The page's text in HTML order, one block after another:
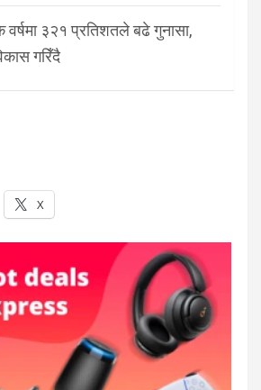
वर्षमा ३२१ प्रतिशतले बढे गुनासा,
गरिँदै
X